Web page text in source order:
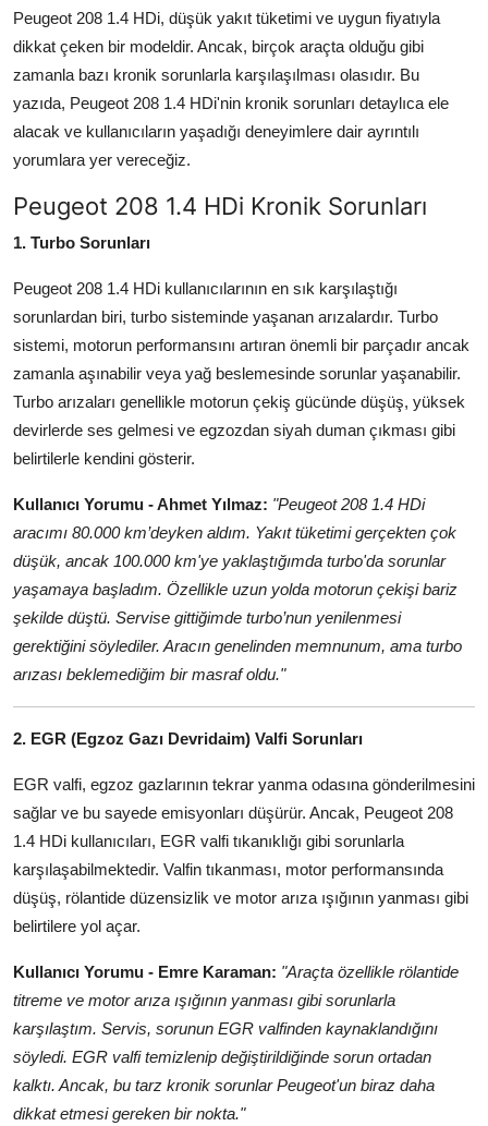
Elektrik & Akü
Klima & Konfor
Şanzıman & Aktarma
Dizel Sistemler
Multimedya & Elektronik
Peugeot 208 1.4 HDi, düşük yakıt tüketimi ve uygun fiyatıyla
dikkat çeken bir modeldir. Ancak, birçok araçta olduğu gibi
zamanla bazı kronik sorunlarla karşılaşılması olasıdır. Bu
yazıda, Peugeot 208 1.4 HDi'nin kronik sorunları detaylıca ele
alacak ve kullanıcıların yaşadığı deneyimlere dair ayrıntılı
yorumlara yer vereceğiz.
Peugeot 208 1.4 HDi Kronik Sorunları
1. Turbo Sorunları
Peugeot 208 1.4 HDi kullanıcılarının en sık karşılaştığı
sorunlardan biri, turbo sisteminde yaşanan arızalardır. Turbo
sistemi, motorun performansını artıran önemli bir parçadır ancak
zamanla aşınabilir veya yağ beslemesinde sorunlar yaşanabilir.
Turbo arızaları genellikle motorun çekiş gücünde düşüş, yüksek
devirlerde ses gelmesi ve egzozdan siyah duman çıkması gibi
belirtilerle kendini gösterir.
Kullanıcı Yorumu - Ahmet Yılmaz: "Peugeot 208 1.4 HDi
aracımı 80.000 km’deyken aldım. Yakıt tüketimi gerçekten çok
düşük, ancak 100.000 km'ye yaklaştığımda turbo'da sorunlar
yaşamaya başladım. Özellikle uzun yolda motorun çekişi bariz
şekilde düştü. Servise gittiğimde turbo’nun yenilenmesi
gerektiğini söylediler. Aracın genelinden memnunum, ama turbo
arızası beklemediğim bir masraf oldu."
2. EGR (Egzoz Gazı Devridaim) Valfi Sorunları
EGR valfi, egzoz gazlarının tekrar yanma odasına gönderilmesini
sağlar ve bu sayede emisyonları düşürür. Ancak, Peugeot 208
1.4 HDi kullanıcıları, EGR valfi tıkanıklığı gibi sorunlarla
karşılaşabilmektedir. Valfin tıkanması, motor performansında
düşüş, rölantide düzensizlik ve motor arıza ışığının yanması gibi
belirtilere yol açar.
Kullanıcı Yorumu - Emre Karaman: "Araçta özellikle rölantide
titreme ve motor arıza ışığının yanması gibi sorunlarla
karşılaştım. Servis, sorunun EGR valfinden kaynaklandığını
söyledi. EGR valfi temizlenip değiştirildiğinde sorun ortadan
kalktı. Ancak, bu tarz kronik sorunlar Peugeot'un biraz daha
dikkat etmesi gereken bir nokta."